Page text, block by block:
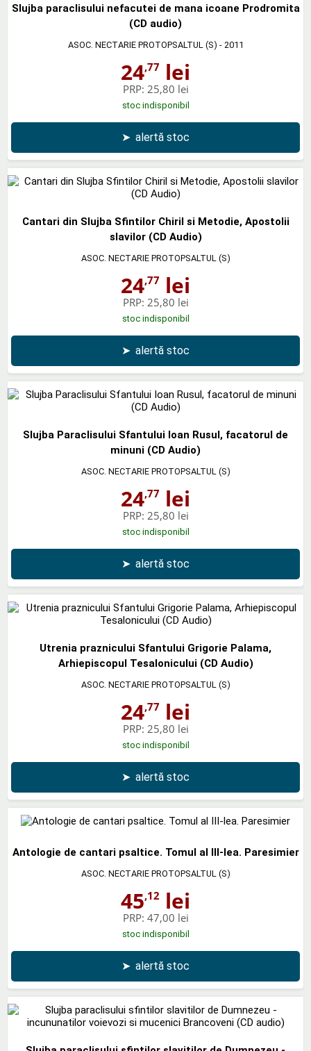
Slujba paraclisului nefacutei de mana icoane Prodromita
(CD audio)
ASOC. NECTARIE PROTOPSALTUL (S) - 2011
24,77 lei
PRP: 25,80 lei
stoc indisponibil
➤ alertă stoc
Cantari din Slujba Sfintilor Chiril si Metodie, Apostolii
slavilor (CD Audio)
ASOC. NECTARIE PROTOPSALTUL (S)
24,77 lei
PRP: 25,80 lei
stoc indisponibil
➤ alertă stoc
Slujba Paraclisului Sfantului Ioan Rusul, facatorul de
minuni (CD Audio)
ASOC. NECTARIE PROTOPSALTUL (S)
24,77 lei
PRP: 25,80 lei
stoc indisponibil
➤ alertă stoc
Utrenia praznicului Sfantului Grigorie Palama,
Arhiepiscopul Tesalonicului (CD Audio)
ASOC. NECTARIE PROTOPSALTUL (S)
24,77 lei
PRP: 25,80 lei
stoc indisponibil
➤ alertă stoc
Antologie de cantari psaltice. Tomul al III-lea. Paresimier
ASOC. NECTARIE PROTOPSALTUL (S)
45,12 lei
PRP: 47,00 lei
stoc indisponibil
➤ alertă stoc